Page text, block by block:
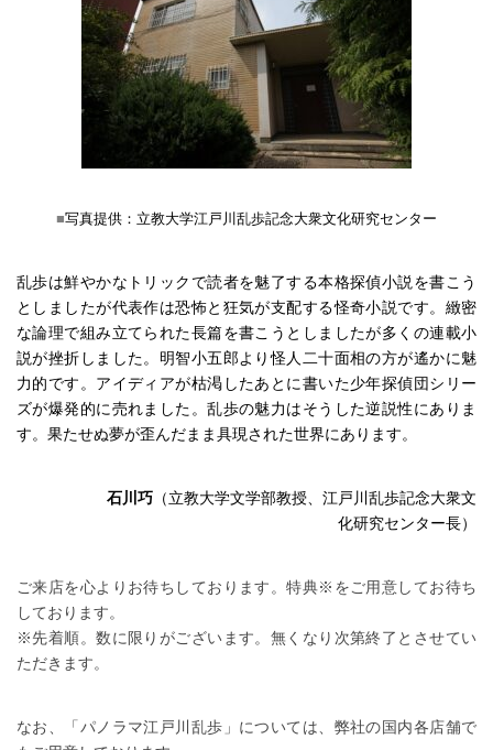
写真提供：立教大学江戸川乱歩記念大衆文化研究センター
乱歩は鮮やかなトリックで読者を魅了する本格探偵小説を書こう
としましたが代表作は恐怖と狂気が支配する怪奇小説です。緻密
な論理で組み立てられた長篇を書こうとしましたが多くの連載小
説が挫折しました。明智小五郎より怪人二十面相の方が遙かに魅
力的です。アイディアが枯渇したあとに書いた少年探偵団シリー
ズが爆発的に売れました。乱歩の魅力はそうした逆説性にありま
す。果たせぬ夢が歪んだまま具現された世界にあります。
石川巧 （立教大学文学部教授、江戸川乱歩記念大衆文
化研究センター長）
ご来店を心よりお待ちしております。特典※をご用意してお待ち
しております。
※先着順。数に限りがございます。無くなり次第終了とさせてい
ただきます。
なお、「パノラマ江戸川乱歩」については、弊社の国内各店舗で